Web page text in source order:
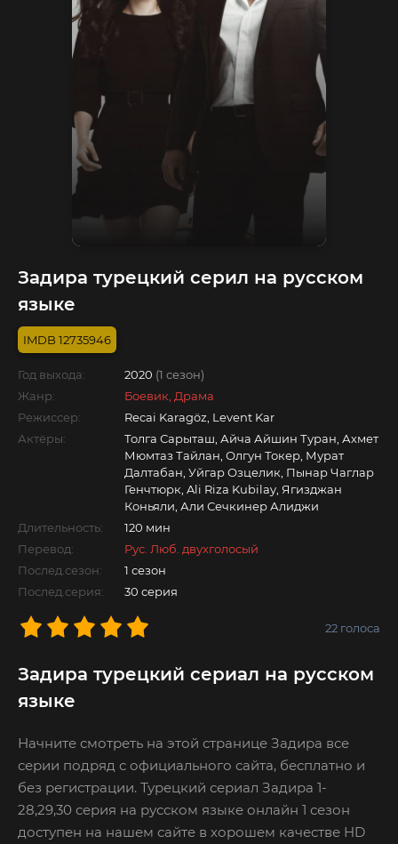
Задира турецкий серил на русском
языке
12735946
Год выхода: 2020 (1 сезон)
Жанр:
Боевик, Драма
Режиссер:
Recai Karagöz, Levent Kar
Актёры:
Толга Сарыташ, Айча Айшин Туран, Ахмет
Мюмтаз Тайлан, Олгун Токер, Мурат
Далтабан, Уйгар Озцелик, Пынар Чаглар
Генчтюрк, Ali Riza Kubilay, Ягизджан
Коньяли, Али Сечкинер Алиджи
Длительность:
120 мин
Перевод:
Рус. Люб. двухголосый
Послед.сезон:
1 сезон
Послед.серия:
30 серия
22 голоса
Задира турецкий сериал на русском
языке
Начните смотреть на этой странице Задира все
серии подряд с официального сайта, бесплатно и
без регистрации. Турецкий сериал Задира 1-
28,29,30 серия на русском языке онлайн 1 сезон
доступен на нашем сайте в хорошем качестве HD